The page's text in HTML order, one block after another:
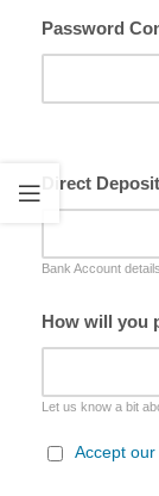
Password
Direct
Bank Account
How will you
Let us know a bit
Accept